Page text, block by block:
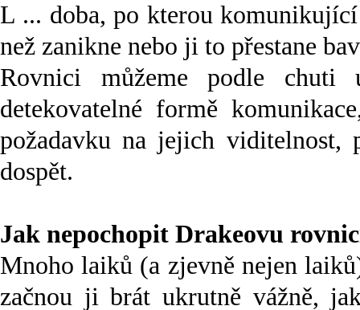
L ... doba, po kterou
než zanikne nebo ji to přestane
Rovnici můžeme podle chuti
detekovatelné formě
požadavku na jejich viditelnost,
dospět.
Jak nepochopit Drakeovu
Mnoho laiků (a zjevně nejen
začnou ji brát ukrutně vážně,